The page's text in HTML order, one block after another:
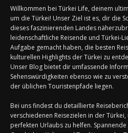
Willkommen bei Türkei Life, deinem
um die Türkei! Unser Ziel ist es, dir die
dieses faszinierenden Landes
leidenschaftliche Reisende und Türkei-
Aufgabe gemacht haben, die besten
kulturellen Highlights der Türkei zu
Unser Blog bietet dir umfassende
Sehenswürdigkeiten ebenso wie zu
der üblichen Touristenpfade liegen.
Bei uns findest du detaillierte
verschiedenen Reisezielen in der
perfekten Urlaubs zu helfen.